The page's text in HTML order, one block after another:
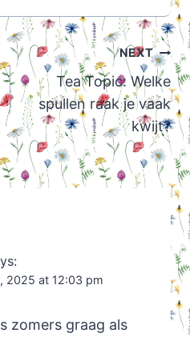
NEXT
Tea Topic: Welke
spullen raak je vaak
kwijt?
2025 at 12:03 pm
zomers graag als